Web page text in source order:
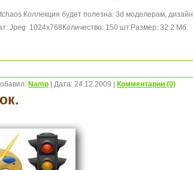
Коллекция будет полезна: 3d моделерам,
Jpeg 1024х768 Количество: 150 шт.Размер: 32.2 Мб.
Namp Дата: 24.12.2009 Комментарии (0)